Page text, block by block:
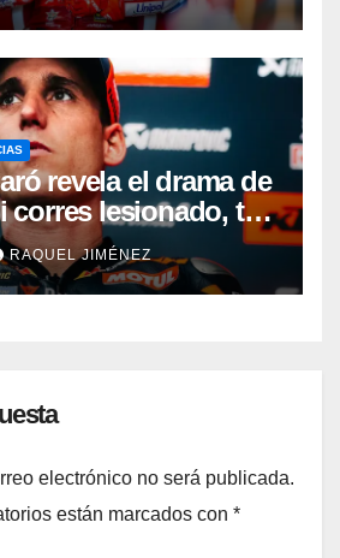
revela el drama de
corres lesionado, te
corres,
RAQUEL JIMÉNEZ
electrónico no será publicada.
están marcados con *